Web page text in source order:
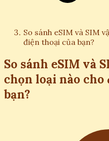
So sánh eSIM và SIM
điện thoại của bạn?
So sánh eSIM và
chọn loại nào cho
bạn?